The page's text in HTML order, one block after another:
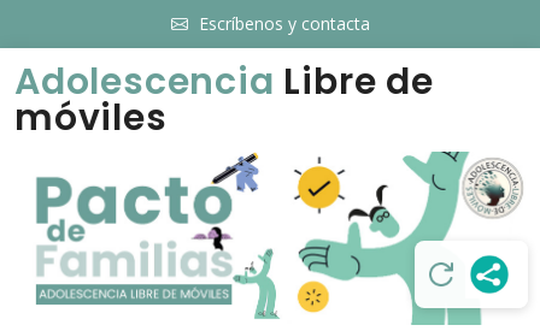
Escríbenos y contacta
Adolescencia Libre de
móviles